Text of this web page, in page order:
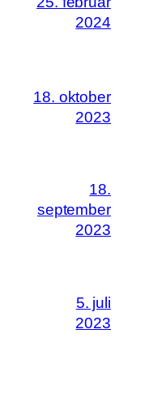
2024
18. oktober
2023
18.
september
2023
5. juli
2023